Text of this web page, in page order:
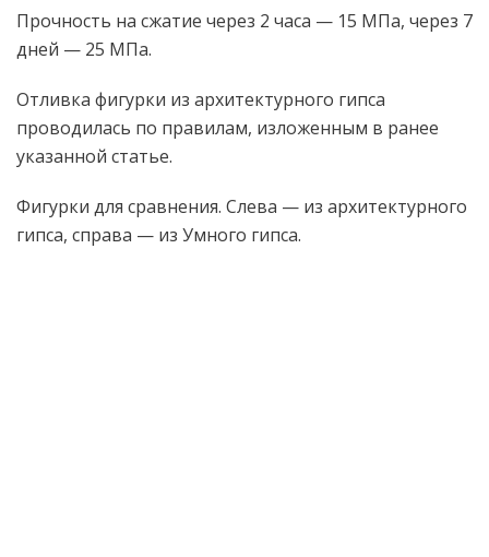
Прочность на сжатие через 2 часа — 15 МПа, через 7
дней — 25 МПа.
Отливка фигурки из архитектурного гипса
проводилась по правилам, изложенным в ранее
указанной статье.
Фигурки для сравнения. Слева — из архитектурного
гипса, справа — из Умного гипса.